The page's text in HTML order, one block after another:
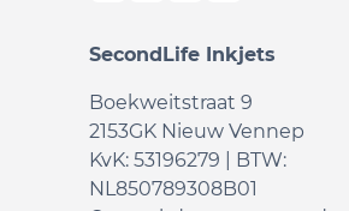
SecondLife Inkjets
Boekweitstraat 9
2153GK Nieuw Vennep
KvK: 53196279 | BTW:
NL850789308B01